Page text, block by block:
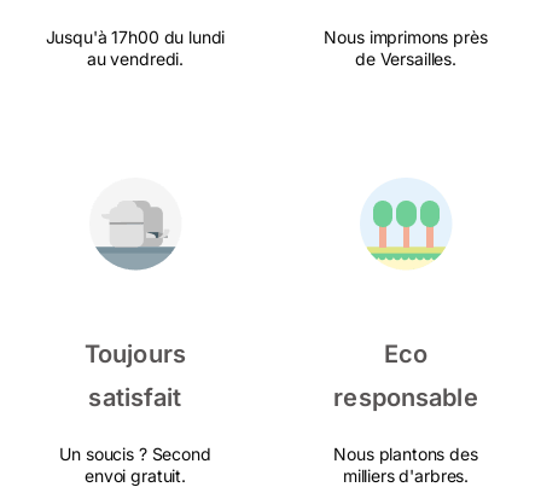
Jusqu'à 17h00 du lundi
au vendredi.
Nous imprimons près
de Versailles.
Toujours
satisfait
Un soucis ? Second
envoi gratuit.
Eco
responsable
Nous plantons des
milliers d'arbres.